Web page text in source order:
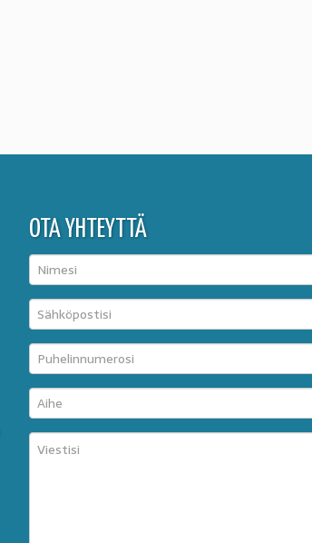
OTA YHTEYTTÄ